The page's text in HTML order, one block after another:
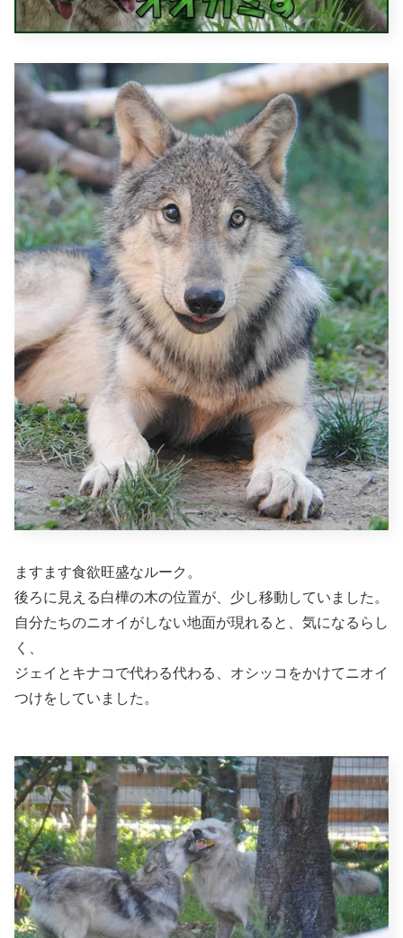
ますます食欲旺盛なルーク。
後ろに見える白樺の木の位置が、少し移動していました。
自分たちのニオイがしない地面が現れると、気になるらし
く、
ジェイとキナコで代わる代わる、オシッコをかけてニオイ
つけをしていました。